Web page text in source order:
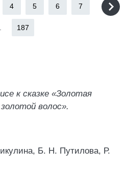
4 5 6 7
187
к сказке «Золотая
волос».
Б. Н. Путилова, Р.